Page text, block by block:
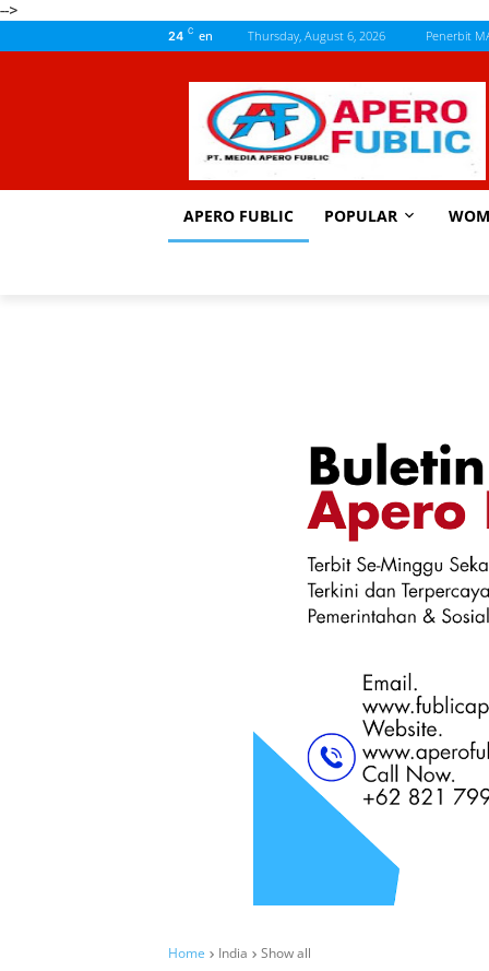
-->
24 C en Thursday, August 6, 2026 Penerbit
APERO FUBLIC POPULAR
Home India Show all